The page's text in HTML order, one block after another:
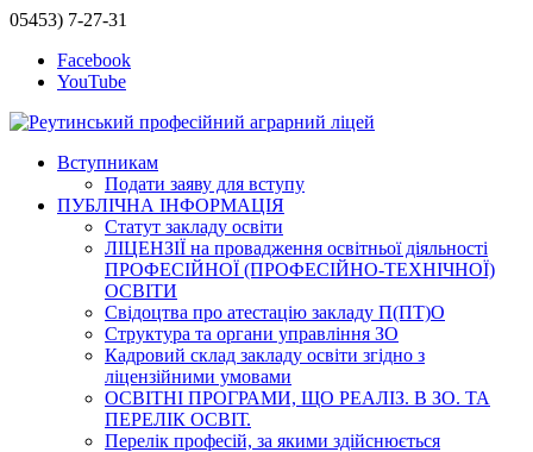
05453) 7-27-31
Facebook
YouTube
Вступникам
Подати заяву для вступу
ПУБЛІЧНА ІНФОРМАЦІЯ
Статут закладу освіти
ЛІЦЕНЗІЇ на провадження освітньої діяльності
ПРОФЕСІЙНОЇ (ПРОФЕСІЙНО-ТЕХНІЧНОЇ)
ОСВІТИ
Свідоцтва про атестацію закладу П(ПТ)О
Структура та органи управління ЗО
Кадровий склад закладу освіти згідно з
ліцензійними умовами
ОСВІТНІ ПРОГРАМИ, ЩО РЕАЛІЗ. В ЗО. ТА
ПЕРЕЛІК ОСВІТ.
Перелік професій, за якими здійснюється